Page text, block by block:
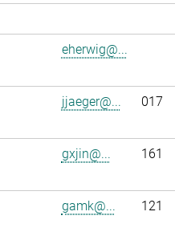
eherwig@...
jjaeger@... 017
gxjin@... 161
gamk@... 121